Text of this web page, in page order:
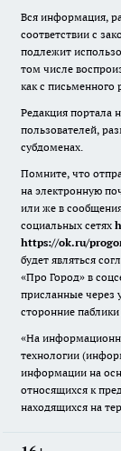
Вся информация,
соответствии с
подлежит
том числе
как с письменного
Редакция портала
пользователей,
субдоменах.
Помните, что
на электронную
или же в
социальных сетях
https://ok.ru/
будет являться
«Про Город» в
присланные через
сторонние
«На
технологии
информации на
относящихся к
находящихся на